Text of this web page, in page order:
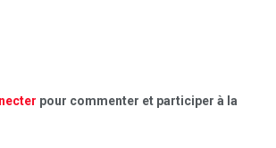
pour commenter et participer à la